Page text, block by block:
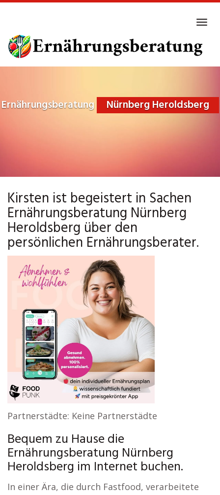
main
content
Ernährungsberatung Nürnberg Heroldsberg
Kirsten ist begeistert in Sachen
Ernährungsberatung Nürnberg
Heroldsberg über den
persönlichen Ernährungsberater.
Partnerstädte: Keine Partnerstädte
Bequem zu Hause die
Ernährungsberatung Nürnberg
Heroldsberg im Internet buchen.
In einer Ära, die durch Fastfood, verarbeitete